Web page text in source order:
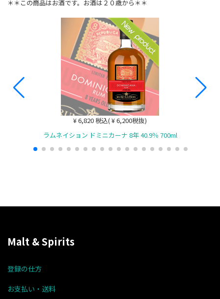
＊＊この商品はお酒です。お酒は２０歳から＊＊
¥ 6,820 税込( ¥ 6,200税抜)
ラムネイション ドミニカーナ 8年 40.9％ 700ml
Malt & Spirits
登録の仕方
お支払い・送料